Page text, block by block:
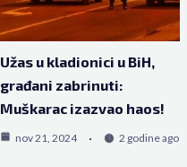
Užas u kladionici u BiH,
građani zabrinuti:
Muškarac izazvao haos!
nov 21, 2024 2 godine ago